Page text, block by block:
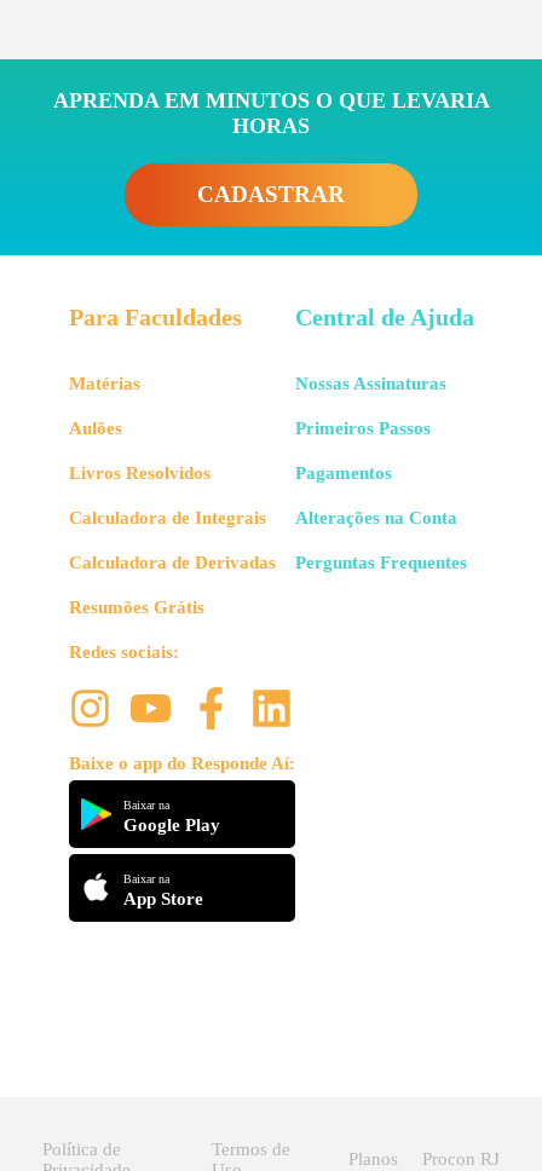
APRENDA EM MINUTOS O QUE LEVARIA
HORAS
CADASTRAR
Para Faculdades
Matérias
Aulões
Livros Resolvidos
Calculadora de Integrais
Calculadora de Derivadas
Resumões Grátis
Redes sociais:
Baixe o app do Responde Aí:
Baixar na
Google Play
Baixar na
App Store
Central de Ajuda
Nossas Assinaturas
Primeiros Passos
Pagamentos
Alterações na Conta
Perguntas Frequentes
Política de
Termos de
Planos Procon RJ